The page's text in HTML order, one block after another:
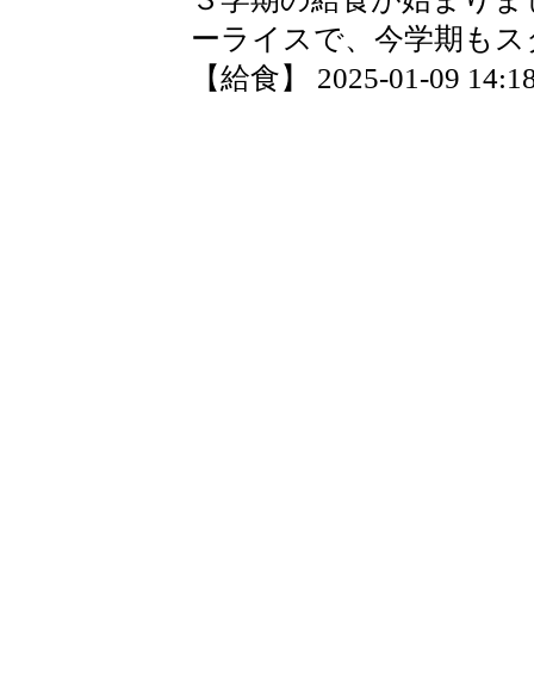
ーライスで、今学期も
【給食】 2025-01-09